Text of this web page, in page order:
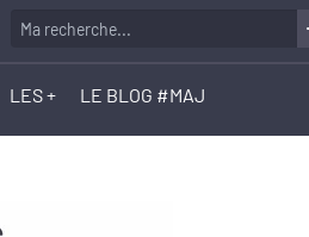
LES + LE BLOG #MAJ